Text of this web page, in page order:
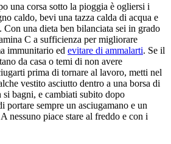
una corsa sotto la pioggia è ogliersi i
caldo, bevi una tazza calda di acqua e
una dieta ben bilanciata sei in grado
C a sufficienza per migliorare
immunitario ed evitare di ammalarti. Se il
da casa o temi di non avere
prima di tornare al lavoro, metti nel
vestito asciutto dentro a una borsa di
bagni, e cambiati subito dopo
portare sempre un asciugamano e un
nessuno piace stare al freddo e con i